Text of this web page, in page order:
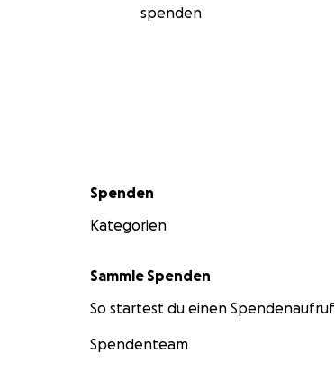
spenden
Sekundärmenü
Spenden
Kategorien
Sammle Spenden
So startest du einen Spendenaufruf
Spendenteam